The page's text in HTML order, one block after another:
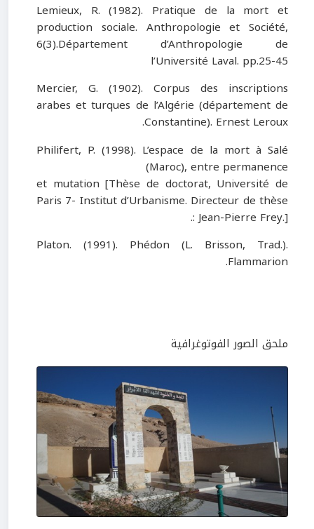
Lemieux, R. (1982). Pratique de la mort et
production sociale. Anthropologie et Société,
6(3).Département d’Anthropologie de
l’Université Laval. pp.25-45
Mercier, G. (1902). Corpus des inscriptions
arabes et turques de l’Algérie (département de
Constantine). Ernest Leroux.
Philifert, P. (1998). L’espace de la mort à Salé
(Maroc), entre permanence
et mutation [Thèse de doctorat, Université de
Paris 7- Institut d’Urbanisme. Directeur de thèse
: Jean-Pierre Frey.].
Platon. (1991). Phédon (L. Brisson, Trad.).
Flammarion.
ملحق الصور الفوتوغرافية